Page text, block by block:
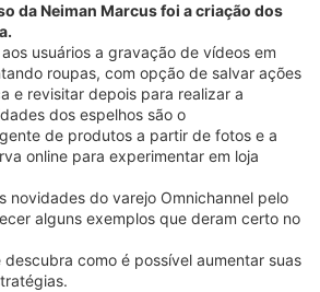
da Neiman Marcus foi a criação dos
usuários a gravação de vídeos em
roupas, com opção de salvar ações
e revisitar depois para realizar a
dos espelhos são o
de produtos a partir de fotos e a
online para experimentar em loja
novidades do varejo Omnichannel pelo
alguns exemplos que deram certo no
descubra como é possível aumentar suas